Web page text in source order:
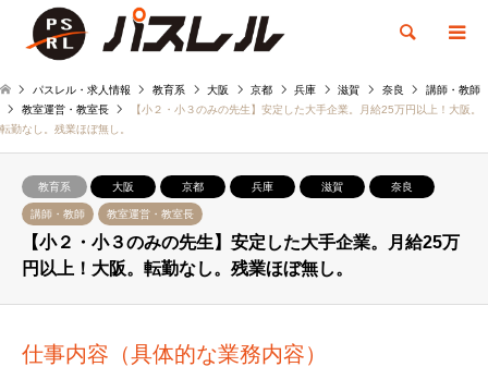
検索
パスレル・求人情報 教育系 大阪 京都 兵庫 滋賀 奈良
講師・教師
教室運営・教室長
【小２・小３のみの先生】安定した大手企業。月給25万円以上！大阪。
転勤なし。残業ほぼ無し。
教育系 大阪 京都 兵庫 滋賀 奈良
講師・教師 教室運営・教室長
【小２・小３のみの先生】安定した大手企業。月給25万
円以上！大阪。転勤なし。残業ほぼ無し。
仕事内容（具体的な業務内容）